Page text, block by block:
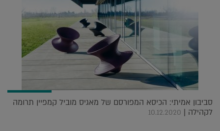
סביבון אמיתי: הכיסא המפורסם של מאגיס מוביל קמפיין תרומה
לקהילה | 10.12.2020